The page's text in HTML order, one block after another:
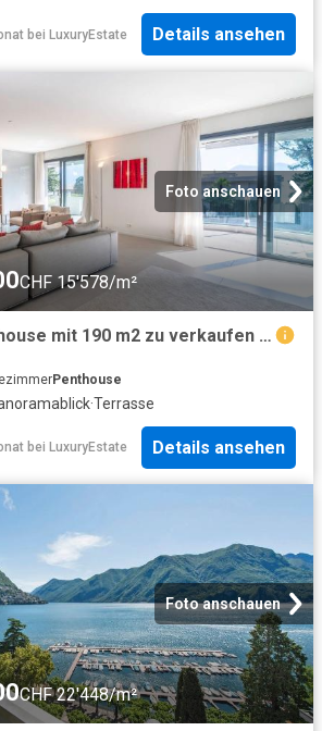
bei LuxuryEstate Details ansehen
Foto anschauen
CHF 15'578/m²
Luxuriöses Penthouse mit 190 m2 zu verkaufen Lugano, Tessin
Penthouse
·Terrasse
bei LuxuryEstate Details ansehen
Foto anschauen
CHF 22'448/m²